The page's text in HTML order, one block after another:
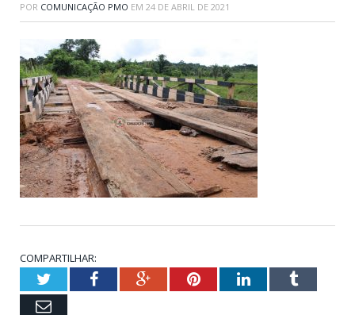
POR COMUNICAÇÃO PMO EM 24 DE ABRIL DE 2021
COMPARTILHAR:
TwitterFacebookGoogle+PinterestLinkedInTumblr
Email